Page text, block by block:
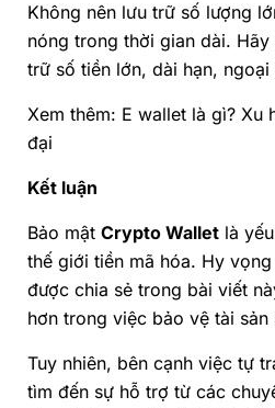
Không nên lưu trữ số lượng
nóng trong thời gian dài.
trữ số tiền lớn, dài hạn, ngoại
Xem thêm: E wallet là gì? Xu
đại
Kết luận
Bảo mật Crypto Wallet là
thế giới tiền mã hóa. Hy
được chia sẻ trong bài viết
hơn trong việc bảo vệ tài
Tuy nhiên, bên cạnh việc tự
tìm đến sự hỗ trợ từ các